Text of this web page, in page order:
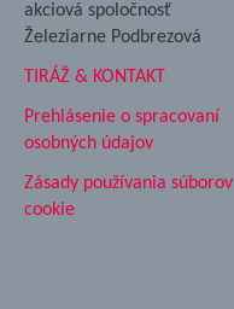
akciová spoločnosť
Železiarne Podbrezová
TIRÁŽ & KONTAKT
Prehlásenie o spracovaní
osobných údajov
Zásady používania súborov
cookie